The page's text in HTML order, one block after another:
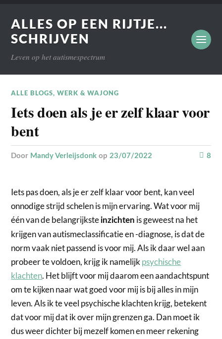
ALLES OP EEN RIJTJE...
SCHRIJVEN
Leven op het autismespectrum
ALLE BLOGS,WERK & WAJONG
Iets doen als je er zelf klaar voor
bent
door Mandy Verleijsdonk op23/07/2022 8
Iets pas doen, als je er zelf klaar voor bent, kan veel
onnodige strijd schelen is mijn ervaring. Wat voor mij
één van de belangrijksteinzichten is geweest na het
krijgen van autismeclassificatie en -diagnose, is dat de
norm vaak niet passend is voor mij. Als ik daar wel aan
probeer te voldoen, krijg ik namelijkpsychische
klachten. Het blijft voor mij daarom een aandachtspunt
om te kijken naar wat goed voor mij is bij alles in mijn
leven. Als ik te veel psychische klachten krijg, betekent
dat voor mij dat ik over mijn grenzen ga. Dan moet ik
dus weer dichter bij mezelf komen en meer rekening